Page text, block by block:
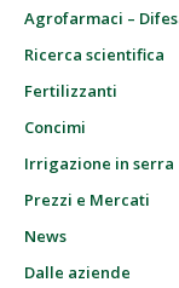
Agrofarmaci –
Ricerca scientifica
Fertilizzanti
Concimi
Irrigazione in serra
Prezzi e Mercati
News
Dalle aziende